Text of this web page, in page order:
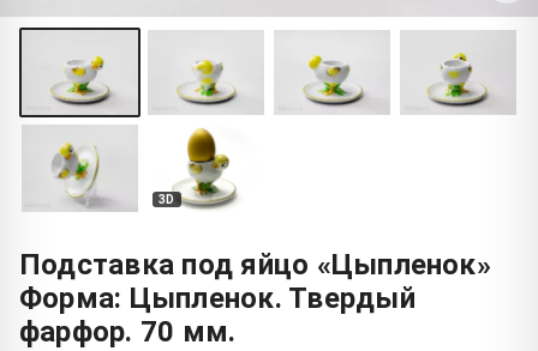
3D
Подставка под яйцо «Цыпленок»
Форма: Цыпленок. Твердый
фарфор. 70 мм.